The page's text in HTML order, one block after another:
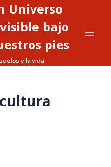
Universo
bajo
pies
y la vida